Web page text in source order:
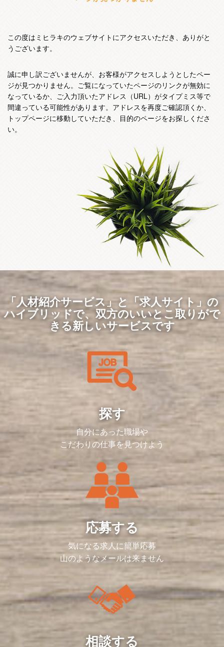
この度はミヒラキのウェブサイトにアクセスいただき、ありがと
うございます。
誠に申し訳ございませんが、お客様がアクセスしようとしたペー
ジが見つかりません。ご覧になっていたページのリンクが無効に
なっているか、ご入力頂いたアドレス（URL）がタイプミス等で
間違っている可能性があります。アドレスを再度ご確認頂くか、
トップページに移動していただき、目的のページをお探しくださ
い。
「人材紹介サービス」と「求人サイト」の
ハイブリッドで、双方のいいとこ取りがで
きる新しいサービスです
探す
自分にあった職場や
こだわりの仕事を見つけよう
応募する
気になる求人に簡単応募
山のようなメールは来ません
相談する